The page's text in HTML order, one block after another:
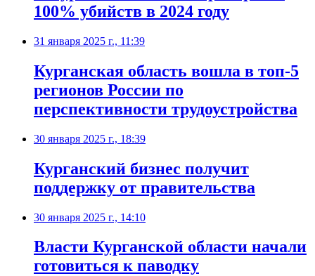
100% убийств в 2024 году
31 января 2025 г., 11:39
Курганская область вошла в топ-5
регионов России по
перспективности трудоустройства
30 января 2025 г., 18:39
Курганский бизнес получит
поддержку от правительства
30 января 2025 г., 14:10
Власти Курганской области начали
готовиться к паводку